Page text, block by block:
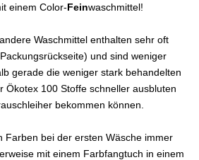
einem Color-Feinwaschmittel!
Waschmittel enthalten sehr oft
und sind weniger
gerade die weniger stark behandelten
Ökotex 100 Stoffe schneller ausbluten
bekommen können.
Farben bei der ersten Wäsche immer
mit einem Farbfangtuch in einem